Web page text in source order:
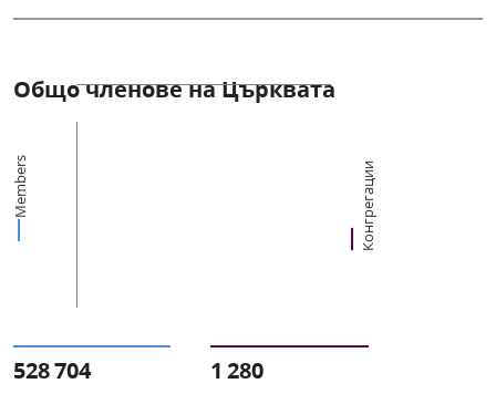
Общо членове на Църквата
Members Конгрегации
528 704 1 280